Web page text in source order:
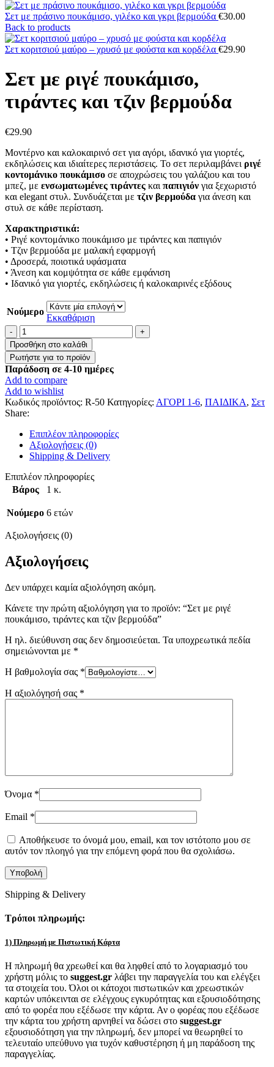
Σετ με πράσινο πουκάμισο, γιλέκο και γκρι βερμούδα €30.00
Back to products
Σετ κοριτσιού μαύρο – χρυσό με φούστα και κορδέλα €29.90
Σετ με ριγέ πουκάμισο,
τιράντες και τζιν βερμούδα
€29.90
Μοντέρνο και καλοκαιρινό σετ για αγόρι, ιδανικό για γιορτές,
εκδηλώσεις και ιδιαίτερες περιστάσεις. Το σετ περιλαμβάνει ριγέ
κοντομάνικο πουκάμισο σε αποχρώσεις του γαλάζιου και του
μπεζ, με ενσωματωμένες τιράντες και παπιγιόν για ξεχωριστό
και elegant στυλ. Συνδυάζεται με τζιν βερμούδα για άνεση και
στυλ σε κάθε περίσταση.
Χαρακτηριστικά:
• Ριγέ κοντομάνικο πουκάμισο με τιράντες και παπιγιόν
• Τζιν βερμούδα με μαλακή εφαρμογή
• Δροσερά, ποιοτικά υφάσματα
• Άνεση και κομψότητα σε κάθε εμφάνιση
• Ιδανικό για γιορτές, εκδηλώσεις ή καλοκαιρινές εξόδους
Νούμερο
Εκκαθάριση
Σετ
με
ριγέ
πουκάμισο,
τιράντες
και
τζιν
βερμούδα
ποσότητα
Προσθήκη στο καλάθι
Παράδοση σε 4-10 ημέρες
Add to compare
Add to wishlist
Κωδικός προϊόντος: R-50 Κατηγορίες: ΑΓΟΡΙ 1-6, ΠΑΙΔΙΚΑ, Σετ
Share:
Επιπλέον πληροφορίες
Αξιολογήσεις (0)
Shipping & Delivery
Επιπλέον πληροφορίες
Βάρος
1 κ.
Νούμερο 6 ετών
Αξιολογήσεις (0)
Αξιολογήσεις
Δεν υπάρχει καμία αξιολόγηση ακόμη.
Κάνετε την πρώτη αξιολόγηση για το προϊόν: “Σετ με ριγέ
πουκάμισο, τιράντες και τζιν βερμούδα”
Η ηλ. διεύθυνση σας δεν δημοσιεύεται. Τα υποχρεωτικά πεδία
σημειώνονται με *
Η βαθμολογία σας *
Η αξιολόγησή σας *
Όνομα *
Email *
Αποθήκευσε το όνομά μου, email, και τον ιστότοπο μου σε
αυτόν τον πλοηγό για την επόμενη φορά που θα σχολιάσω.
Shipping & Delivery
Τρόποι πληρωμής:
1) Πληρωμή με Πιστωτική Κάρτα
Η πληρωμή θα χρεωθεί και θα ληφθεί από το λογαριασμό του
χρήστη μόλις το suggest.gr λάβει την παραγγελία του και ελέγξει
τα στοιχεία του. Όλοι οι κάτοχοι πιστωτικών και χρεωστικών
καρτών υπόκεινται σε ελέγχους εγκυρότητας και εξουσιοδότησης
από το φορέα που εξέδωσε την κάρτα. Αν ο φορέας που εξέδωσε
την κάρτα του χρήστη αρνηθεί να δώσει στο suggest.gr
εξουσιοδότηση για την πληρωμή, δεν μπορεί να θεωρηθεί το
τελευταίο υπεύθυνο για τυχόν καθυστέρηση ή μη παράδοση της
παραγγελίας.